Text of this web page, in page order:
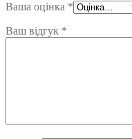
Ваша оцінка *
Ваш відгук *